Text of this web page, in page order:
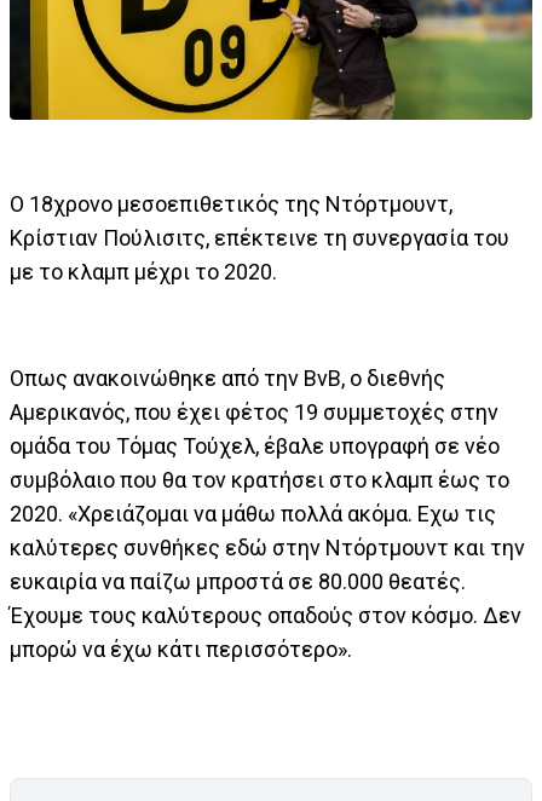
Ο 18χρονο μεσοεπιθετικός της Ντόρτμουντ,
Κρίστιαν Πούλισιτς, επέκτεινε τη συνεργασία του
με το κλαμπ μέχρι το 2020.
Οπως ανακοινώθηκε από την BvB, ο διεθνής
Αμερικανός, που έχει φέτος 19 συμμετοχές στην
ομάδα του Τόμας Τούχελ, έβαλε υπογραφή σε νέο
συμβόλαιο που θα τον κρατήσει στο κλαμπ έως το
2020. «Χρειάζομαι να μάθω πολλά ακόμα. Εχω τις
καλύτερες συνθήκες εδώ στην Ντόρτμουντ και την
ευκαιρία να παίζω μπροστά σε 80.000 θεατές.
Έχουμε τους καλύτερους οπαδούς στον κόσμο. Δεν
μπορώ να έχω κάτι περισσότερο».